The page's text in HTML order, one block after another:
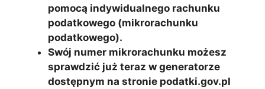
pomocą indywidualnego rachunku
podatkowego (mikrorachunku
podatkowego).
Swój numer mikrorachunku możesz
sprawdzić już teraz w generatorze
dostępnym na stronie podatki.gov.pl